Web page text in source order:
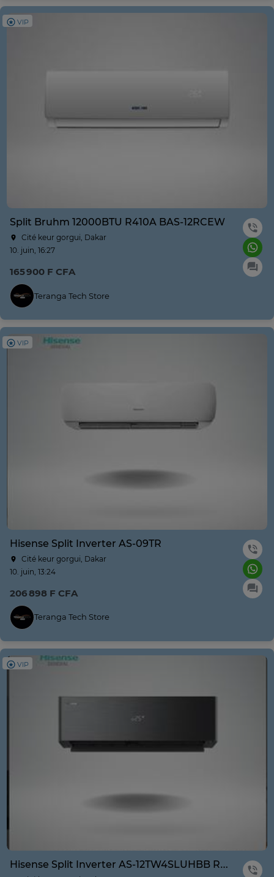
VIP
Split Bruhm 12000BTU R410A BAS-12RCEW
Cité keur gorgui, Dakar
10. juin, 16:27
165 900 F CFA
Teranga Tech Store
VIP
Hisense Split Inverter AS-09TR
Cité keur gorgui, Dakar
10. juin, 13:24
206 898 F CFA
Teranga Tech Store
VIP
Hisense Split Inverter AS-12TW4SLUHBB R410A Noir Wifi